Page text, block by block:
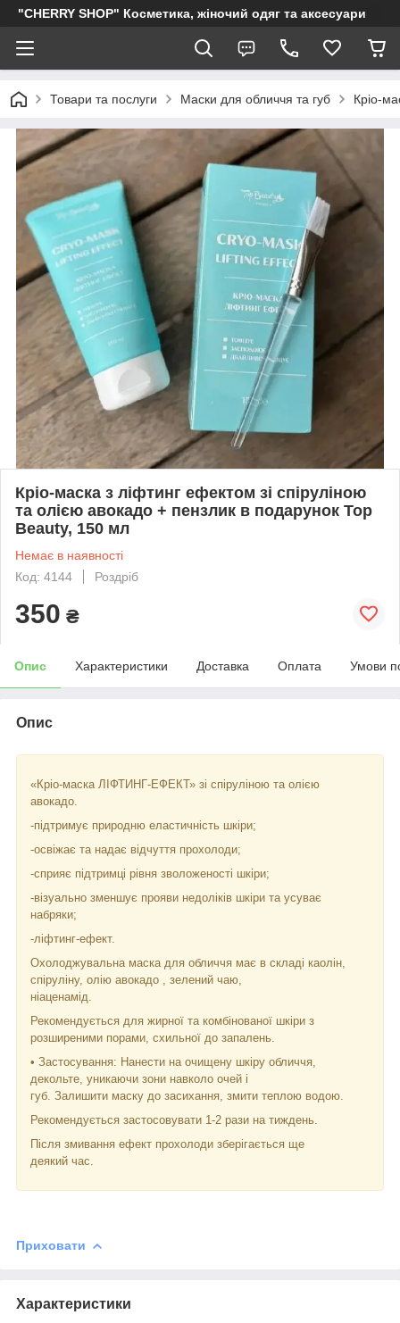
"CHERRY SHOP" Косметика, жіночий одяг та аксесуари
Товари та послуги Маски для обличчя та губ Кріо-
Кріо-маска з ліфтинг ефектом зі спіруліною
та олією авокадо + пензлик в подарунок Top
Beauty, 150 мл
Немає в наявності
Код: 4144
Роздріб
350 ₴
Опис Характеристики Доставка Оплата Умови
Опис
«Кріо-маска ЛІФТИНГ-ЕФЕКТ» зі спіруліною та олією
авокадо.
-підтримує природню еластичність шкіри;
-освіжає та надає відчуття прохолоди;
-сприяє підтримці рівня зволоженості шкіри;
-візуально зменшує прояви недоліків шкіри та усуває
набряки;
-ліфтинг-ефект.
Охолоджувальна маска для обличчя має в складі каолін,
спіруліну, олію авокадо , зелений чаю,
ніаценамід.
Рекомендується для жирної та комбінованої шкіри з
розширеними порами, схильної до запалень.
• Застосування: Нанести на очищену шкіру обличчя,
декольте, уникаючи зони навколо очей і
губ. Залишити маску до засихання, змити теплою водою.
Рекомендується застосовувати 1-2 рази на тиждень.
Після змивання ефект прохолоди зберігається ще
деякий час.
Приховати
Характеристики